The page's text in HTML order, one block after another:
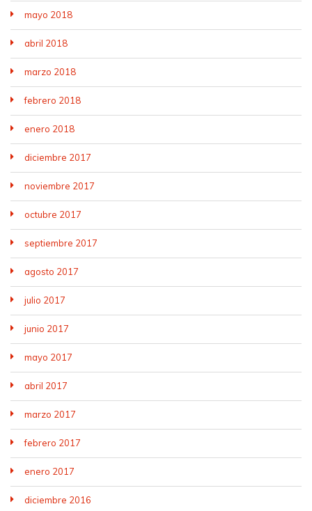
mayo 2018
abril 2018
marzo 2018
febrero 2018
enero 2018
diciembre 2017
noviembre 2017
octubre 2017
septiembre 2017
agosto 2017
julio 2017
junio 2017
mayo 2017
abril 2017
marzo 2017
febrero 2017
enero 2017
diciembre 2016